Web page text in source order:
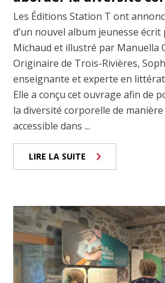
Les Éditions Station T ont
d’un nouvel album jeunesse écrit
Michaud et illustré par Manuella
Originaire de Trois-Rivières,
enseignante et experte en
Elle a conçu cet ouvrage afin de
la diversité corporelle de
accessible dans ...
LIRE LA SUITE